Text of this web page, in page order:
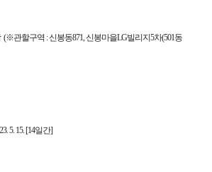
(※관할구역 : 신봉동871, 신봉마을LG빌리지5차(501동
5. 15. [14일간]